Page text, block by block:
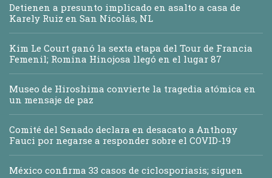
Detienen a presunto implicado en asalto a casa de
Karely Ruiz en San Nicolás, NL
Kim Le Court ganó la sexta etapa del Tour de Francia
Femenil; Romina Hinojosa llegó en el lugar 87
Museo de Hiroshima convierte la tragedia atómica en
un mensaje de paz
Comité del Senado declara en desacato a Anthony
Fauci por negarse a responder sobre el COVID-19
México confirma 33 casos de ciclosporiasis; siguen